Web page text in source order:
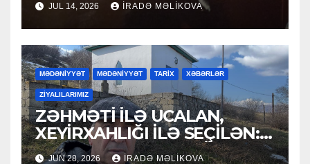
JUL 14, 2026 İRADƏ MƏLIKOVA
MƏDƏNİYYƏT MƏDƏNİYYƏT TARİX XƏBƏRLƏR
ZİYALILARIMIZ
ZƏHMƏTİ İLƏ UCALAN,
XEYİRXAHLIĞI İLƏ SEÇİLƏN:
HACI RAMAZAN QULİYEV
JUN 28, 2026 İRADƏ MƏLIKOVA